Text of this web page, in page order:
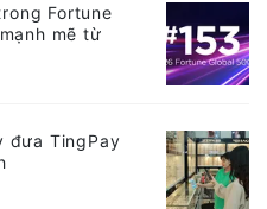
Fortune
mẽ từ
đưa TingPay